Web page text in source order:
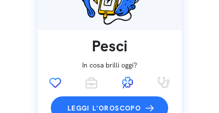
Pesci
In cosa brilli oggi?
LEGGI L'OROSCOPO